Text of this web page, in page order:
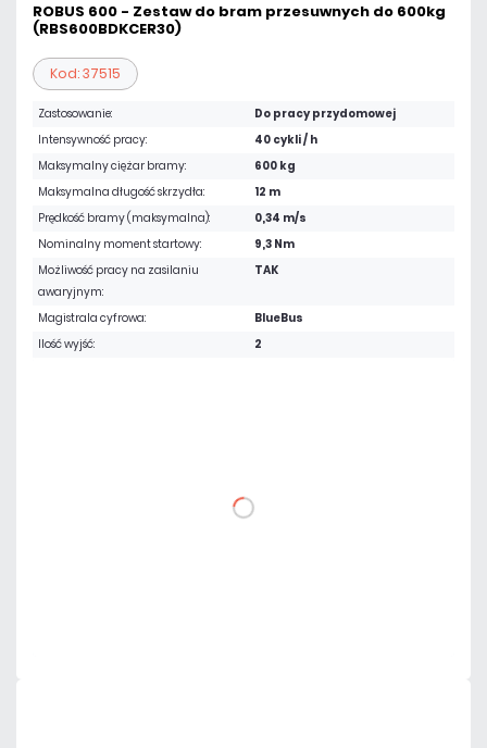
ROBUS 600 - Zestaw do bram przesuwnych do 600kg
(RBS600BDKCER30)
Kod: 37515
Zastosowanie:
Do pracy przydomowej
Intensywność pracy:
40 cykli / h
Maksymalny ciężar bramy:
600 kg
Maksymalna długość skrzydła:
12 m
Prędkość bramy (maksymalna):
0,34 m/s
Nominalny moment startowy:
9,3 Nm
Możliwość pracy na zasilaniu
awaryjnym:
TAK
Magistrala cyfrowa:
BlueBus
Ilość wyjść:
2
DO KOSZYKA